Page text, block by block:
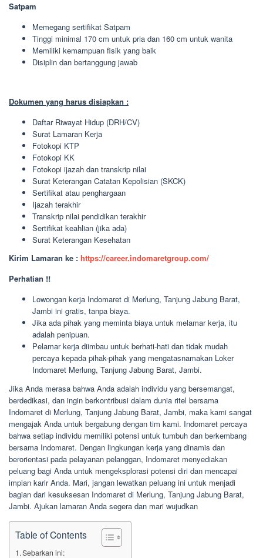
Satpam
Memegang sertifikat Satpam
Tinggi minimal 170 cm untuk pria dan 160 cm untuk wanita
Memiliki kemampuan fisik yang baik
Disiplin dan bertanggung jawab
Dokumen yang harus disiapkan :
Daftar Riwayat Hidup (DRH/CV)
Surat Lamaran Kerja
Fotokopi KTP
Fotokopi KK
Fotokopi ijazah dan transkrip nilai
Surat Keterangan Catatan Kepolisian (SKCK)
Sertifikat atau penghargaan
Ijazah terakhir
Transkrip nilai pendidikan terakhir
Sertifikat keahlian (jika ada)
Surat Keterangan Kesehatan
Kirim Lamaran ke : https://career.indomaretgroup.com/
Perhatian !!
Lowongan kerja Indomaret di Merlung, Tanjung Jabung Barat,
Jambi ini gratis, tanpa biaya.
Jika ada pihak yang meminta biaya untuk melamar kerja, itu
adalah penipuan.
Pelamar kerja diimbau untuk berhati-hati dan tidak mudah
percaya kepada pihak-pihak yang mengatasnamakan Loker
Indomaret Merlung, Tanjung Jabung Barat, Jambi.
Jika Anda merasa bahwa Anda adalah individu yang bersemangat,
berdedikasi, dan ingin berkontribusi dalam dunia ritel bersama
Indomaret di Merlung, Tanjung Jabung Barat, Jambi, maka kami sangat
mengajak Anda untuk bergabung dengan tim kami. Indomaret percaya
bahwa setiap individu memiliki potensi untuk tumbuh dan berkembang
bersama Indomaret. Dengan lingkungan kerja yang dinamis dan
berorientasi pada pelayanan pelanggan, Indomaret menyediakan
peluang bagi Anda untuk mengeksplorasi potensi diri dan mencapai
impian karir Anda. Mari, jangan lewatkan peluang ini untuk menjadi
bagian dari kesuksesan Indomaret di Merlung, Tanjung Jabung Barat,
Jambi. Ajukan lamaran Anda segera dan mari wujudkan
Table of Contents
Sebarkan ini: